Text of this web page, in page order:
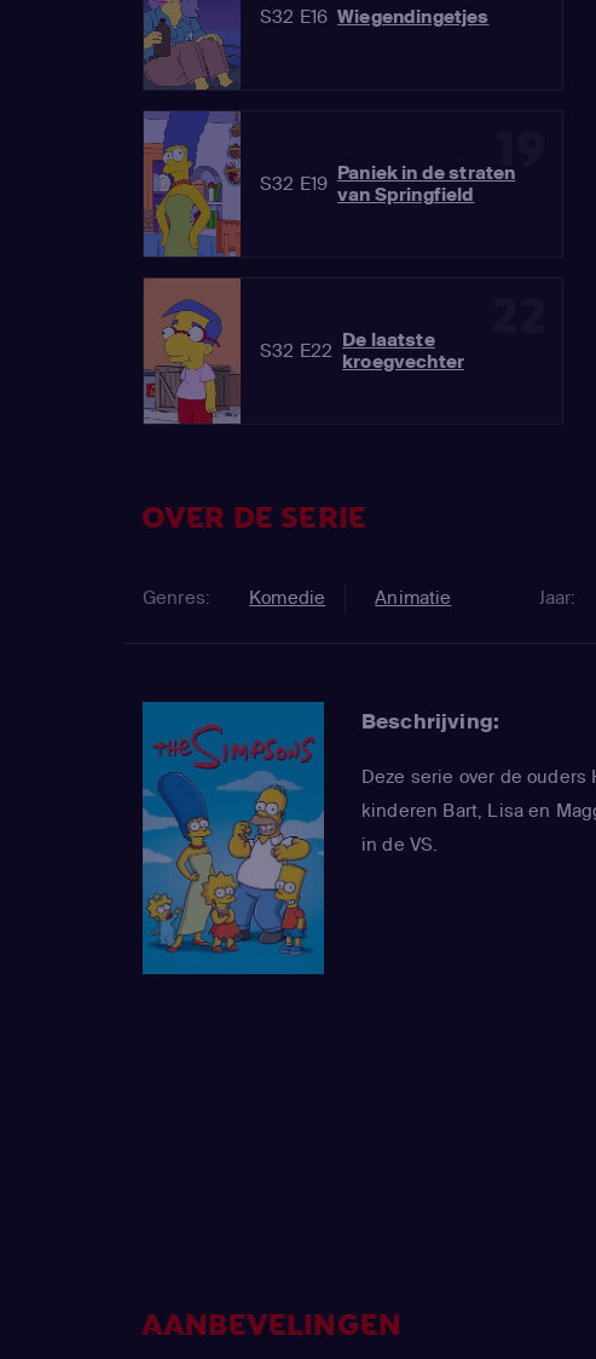
S32 E16 Wiegendingetjes
S32 E19 Paniek in de straten
van Springfield
S32 E22 De laatste
kroegvechter
OVER DE SERIE
Genres: Komedie Animatie Jaar:
Beschrijving:
Deze serie over de ouders
kinderen Bart, Lisa en
in de VS.
AANBEVELINGEN